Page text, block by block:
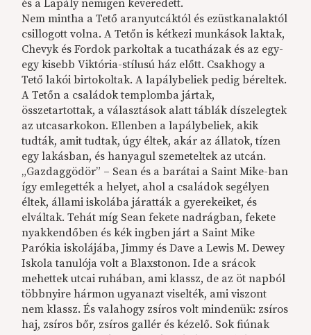
és a Lapály nemigen keveredett.
Nem mintha a Tető aranyutcáktól és ezüstkanalaktól
csillogott volna. A Tetőn is kétkezi munkások laktak,
Chevyk és Fordok parkoltak a tucatházak és az egy-
egy kisebb Viktória-stílusú ház előtt. Csakhogy a
Tető lakói birtokoltak. A lapálybeliek pedig béreltek.
A Tetőn a családok templomba jártak,
összetartottak, a választások alatt táblák díszelegtek
az utcasarkokon. Ellenben a lapálybeliek, akik
tudták, amit tudtak, úgy éltek, akár az állatok, tízen
egy lakásban, és hanyagul szemeteltek az utcán.
„Gazdaggödör” – Sean és a barátai a Saint Mike-ban
így emlegették a helyet, ahol a családok segélyen
éltek, állami iskolába járatták a gyerekeiket, és
elváltak. Tehát míg Sean fekete nadrágban, fekete
nyakkendőben és kék ingben járt a Saint Mike
Parókia iskolájába, Jimmy és Dave a Lewis M. Dewey
Iskola tanulója volt a Blaxstonon. Ide a srácok
mehettek utcai ruhában, ami klassz, de az öt napból
többnyire hármon ugyanazt viselték, ami viszont
nem klassz. És valahogy zsíros volt mindenük: zsíros
haj, zsíros bőr, zsíros gallér és kézelő. Sok fiúnak